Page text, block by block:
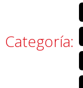
Categoría: